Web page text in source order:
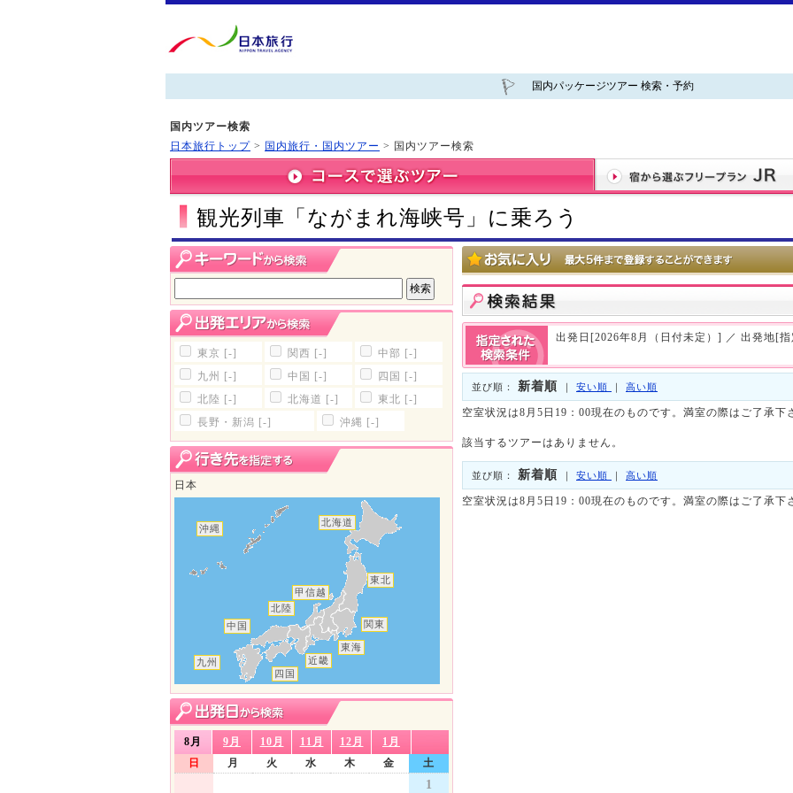
国内パッケージツアー 検索・予約
国内ツアー検索
日本旅行トップ > 国内旅行・国内ツアー > 国内ツアー検索
観光列車「ながまれ海峡号」に乗ろう
東京 [-] 関西 [-] 中部 [-]
九州
[-] 中国 [-] 四国
[-]
北陸 [-] 北海道 [-] 東北 [-]
長野・新潟 [-] 沖縄 [-]
日本
九州
沖縄
北海道
東北
関東
甲信越
東海
北陸
近畿
中国
四国
8月 9月 10月 11月 12月
1月
日
月 火 水 木 金 土
1
出発日[2026年8月（日付未定）] ／ 出発地[指
並び順： 新着順 ｜ 安い順 ｜ 高い順
空室状況は8月5日19：00現在のものです。満室の際はご了承下
該当するツアーはありません。
並び順： 新着順 ｜ 安い順 ｜ 高い順
空室状況は8月5日19：00現在のものです。満室の際はご了承下